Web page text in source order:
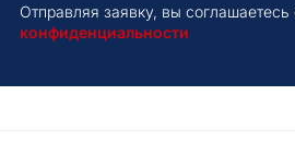
Отправляя заявку, вы
конфиденциальности